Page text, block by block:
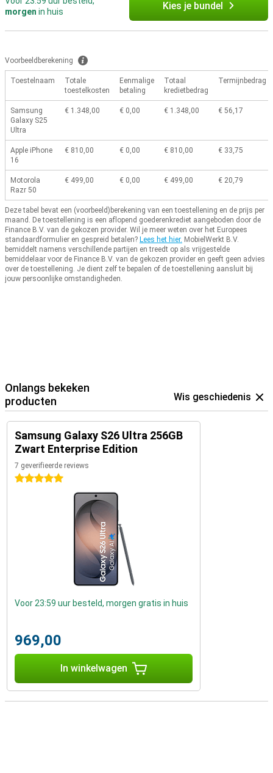
morgen in huis Kies je bundel
Voorbeeldberekening
Toestelnaam
Totale
toestelkosten
Eenmalige
betaling
Totaal
kredietbedrag
Termijnbedrag
Samsung
Galaxy S25
Ultra
€ 1.348,00 € 0,00 € 1.348,00 € 56,17
Apple iPhone
16
€ 810,00 € 0,00 € 810,00 € 33,75
Motorola
Razr 50
€ 499,00 € 0,00 € 499,00 € 20,79
Deze tabel bevat een (voorbeeld)berekening van een toestellening en de prijs per
maand. De toestellening is een aflopend goederenkrediet aangeboden door de
Finance B.V. van de gekozen provider. Wil je meer weten over het Europees
standaardformulier en gespreid betalen? Lees het hier. MobielWerkt B.V.
bemiddelt namens verschillende partijen en treedt op als vrijgestelde
bemiddelaar voor de Finance B.V. van de gekozen provider en geeft geen advies
over de toestellening. Je dient zelf te bepalen of de toestellening aansluit bij
jouw persoonlijke omstandigheden.
Onlangs bekeken
producten
Wis geschiedenis
Samsung Galaxy S26 Ultra 256GB
Zwart Enterprise Edition
7 geverifieerde reviews
5 sterren
Voor 23:59 uur besteld, morgen gratis in huis
969,00
In winkelwagen